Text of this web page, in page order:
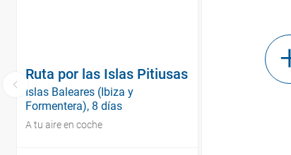
Ruta por las Islas Pitiusas
Islas Baleares (Ibiza y
Formentera), 8 días
A tu aire en coche